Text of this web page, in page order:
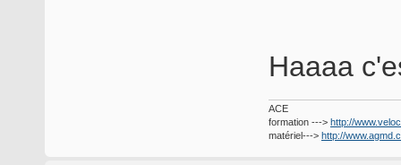
Haaaa
ACE
formation ---> http://
matériel---> http://